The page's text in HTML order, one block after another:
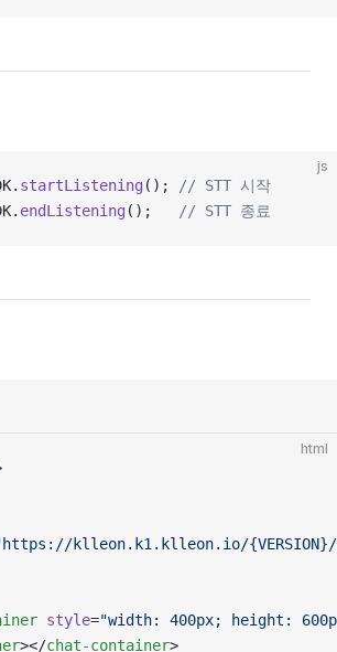
js
startListening ();
// STT 시작
endListening (); // STT 종료
html
klleon.k1.klleon.io/
style="width: 400px; height:
></chat-container>